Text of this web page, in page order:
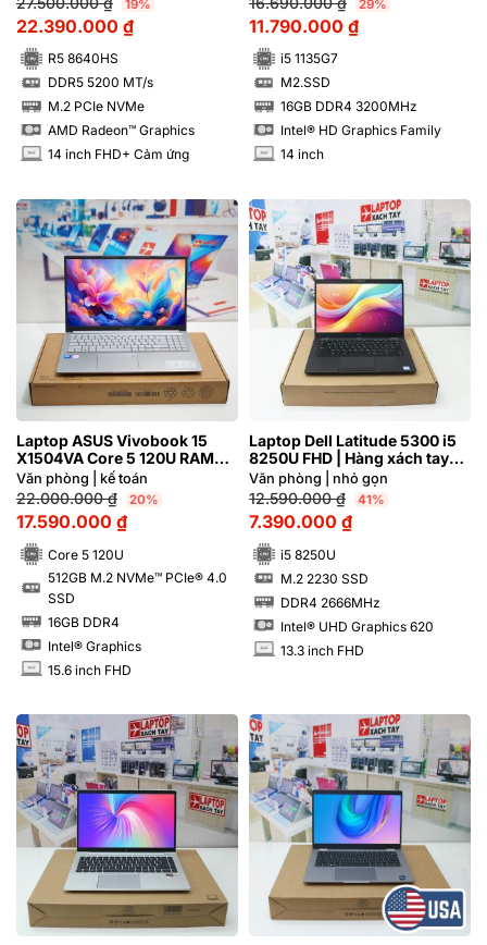
19%
22.390.000 ₫
R5 8640HS
SSD DDR5 5200 MT/s
RAM
M.2 PCIe NVMe
AMD Radeon™ Graphics
INCH 14 inch FHD+ Cảm ứng
29%
11.790.000 ₫
i5 1135G7
SSD M2.SSD
RAM
16GB DDR4 3200MHz
Intel® HD Graphics Family
INCH 14 inch
Laptop ASUS Vivobook 15
X1504VA Core 5 120U RAM
16GB M2.SSD 512GB FHD
Văn phòng | kế toán
22.000.000₫ 20%
17.590.000 ₫
Core 5 120U
SSD
512GB M.2 NVMe™ PCIe® 4.0
SSD
16GB DDR4
Intel® Graphics
INCH 15.6 inch FHD
Laptop Dell Latitude 5300 i5
8250U FHD | Hàng xách tay
JAPAN 97%
Văn phòng | nhỏ gọn
12.590.000₫ 41%
7.390.000 ₫
i5 8250U
SSD M.2 2230 SSD
DDR4 2666MHz
Intel® UHD Graphics 620
INCH 13.3 inch FHD